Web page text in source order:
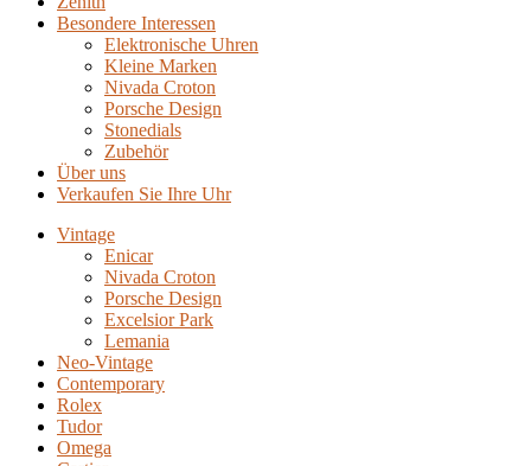
Besondere Interessen
Elektronische Uhren
Kleine Marken
Nivada Croton
Porsche Design
Stonedials
Zubehör
Über uns
Verkaufen Sie Ihre Uhr
Vintage
Enicar
Nivada Croton
Porsche Design
Excelsior Park
Lemania
Neo-Vintage
Contemporary
Rolex
Tudor
Omega